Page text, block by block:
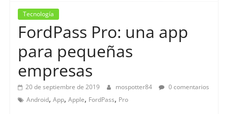
Tecnología
FordPass Pro: una app
para pequeñas
empresas
20 de septiembre de 2019 mospotter84
0 comentarios
Android, App, Apple, FordPass, Pro